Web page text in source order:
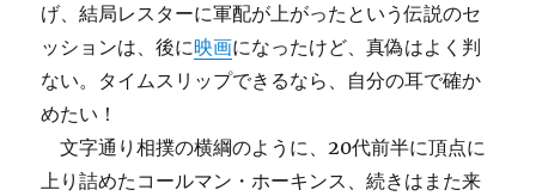
げ、結局レスターに軍配が上がったという伝説のセ
ッションは、後に映画になったけど、真偽はよく判
ない。タイムスリップできるなら、自分の耳で確か
めたい！
文字通り相撲の横綱のように、20代前半に頂点に
上り詰めたコールマン・ホーキンス、続きはまた来